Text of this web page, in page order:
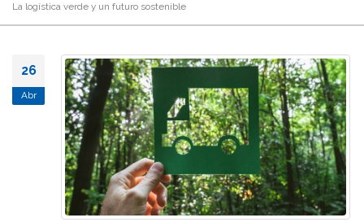
La logística verde y un futuro sostenible
26
Abr